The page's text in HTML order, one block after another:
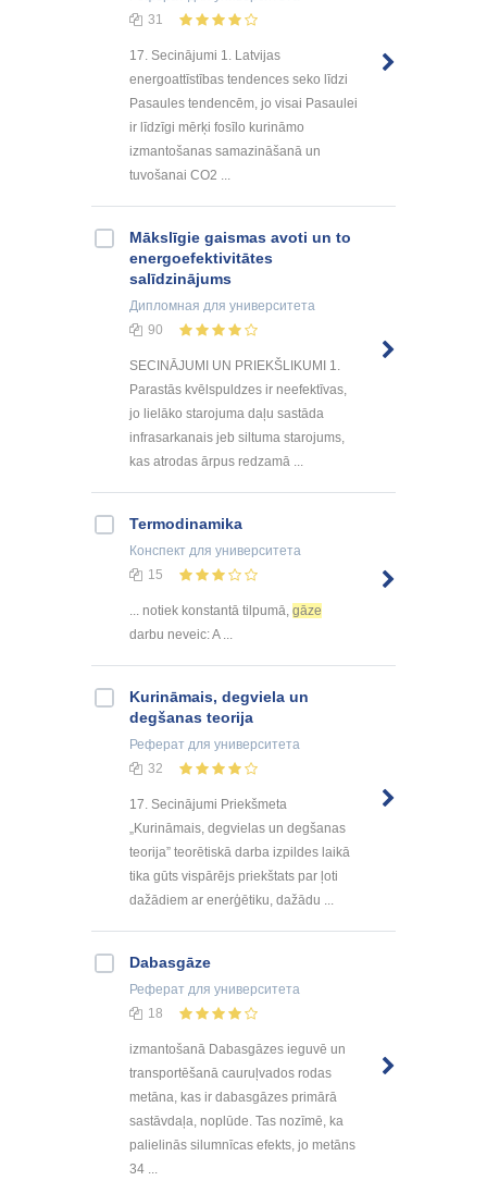
31
17. Secinājumi 1. Latvijas
energoattīstības tendences seko līdzi
Pasaules tendencēm, jo visai Pasaulei
ir līdzīgi mērķi fosīlo kurināmo
izmantošanas samazināšanā un
tuvošanai CO2 ...
Mākslīgie gaismas avoti un to
energoefektivitātes
salīdzinājums
Дипломная для университета
90
SECINĀJUMI UN PRIEKŠLIKUMI 1.
Parastās kvēlspuldzes ir neefektīvas,
jo lielāko starojuma daļu sastāda
infrasarkanais jeb siltuma starojums,
kas atrodas ārpus redzamā ...
Termodinamika
Конспект для университета
15
... notiek konstantā tilpumā, gāze
darbu neveic: A ...
Kurināmais, degviela un
degšanas teorija
Реферат для университета
32
17. Secinājumi Priekšmeta
„Kurināmais, degvielas un degšanas
teorija” teorētiskā darba izpildes laikā
tika gūts vispārējs priekštats par ļoti
dažādiem ar enerģētiku, dažādu ...
Dabasgāze
Реферат для университета
18
izmantošanā Dabasgāzes ieguvē un
transportēšanā cauruļvados rodas
metāna, kas ir dabasgāzes primārā
sastāvdaļa, noplūde. Tas nozīmē, ka
palielinās silumnīcas efekts, jo metāns
34 ...